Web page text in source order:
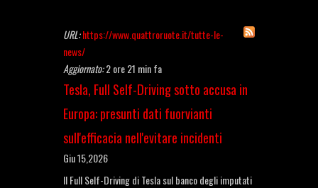
URL:https://www.quattroruote.it/tutte-le-
news/
Aggiornato:2 ore 21 min fa
Tesla, Full Self-Driving sotto accusa in
Europa: presunti dati fuorvianti
sull'efficacia nell'evitare incidenti
Giu 15,2026
Il Full Self-Driving di Tesla sul banco degli imputati